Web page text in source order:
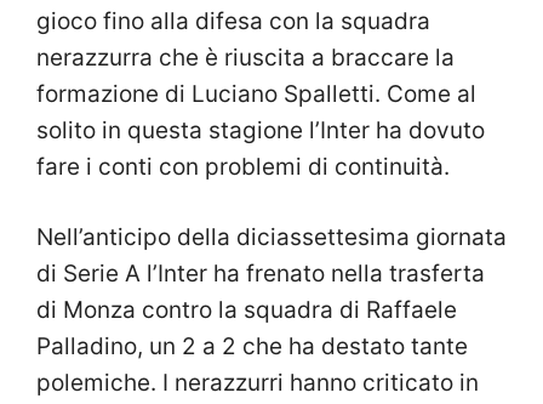
gioco fino alla difesa con la squadra
nerazzurra che è riuscita a braccare la
formazione di Luciano Spalletti. Come al
solito in questa stagione l’Inter ha dovuto
fare i conti con problemi di continuità.
Nell’anticipo della diciassettesima giornata
di Serie A l’Inter ha frenato nella trasferta
di Monza contro la squadra di Raffaele
Palladino, un 2 a 2 che ha destato tante
polemiche. I nerazzurri hanno criticato in